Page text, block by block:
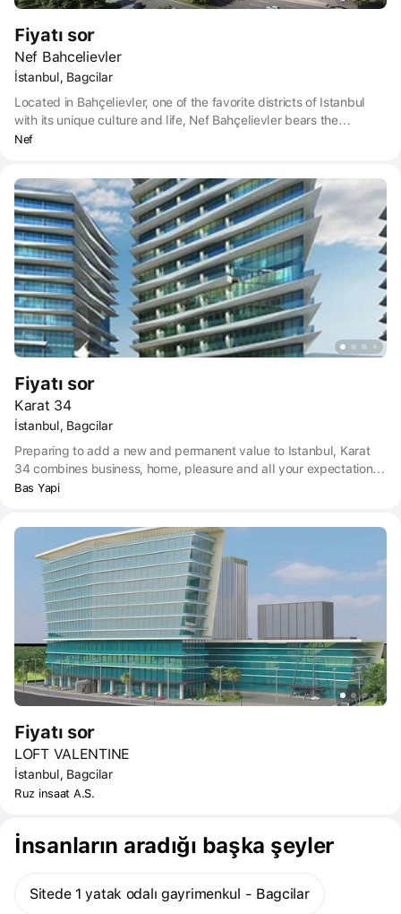
Fiyatı sor
Nef Bahcelievler
İstanbul, Bagcilar
Located in Bahçelievler, one of the favorite districts of Istanbul
with its unique culture and life, Nef Bahçelievler bears the
signature of SPDO Architects, one of the best architectural offices
Nef
Fiyatı sor
Karat 34
İstanbul, Bagcilar
Preparing to add a new and permanent value to Istanbul, Karat
34 combines business, home, pleasure and all your expectations
Decently. The Karat 34 project is a project that contributes to the
Bas Yapi
Fiyatı sor
LOFT VALENTINE
İstanbul, Bagcilar
Ruz insaat A.S.
İnsanların aradığı başka şeyler
Sitede 1 yatak odalı gayrimenkul - Bagcilar